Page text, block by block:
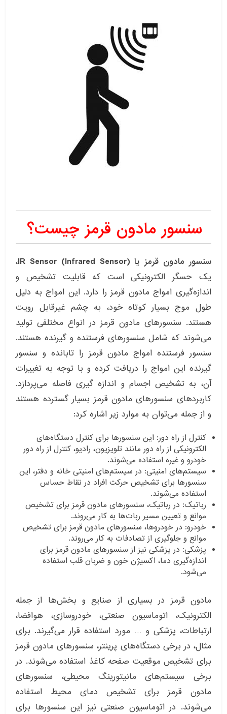
سنسور مادون قرمز چیست؟
سنسور مادون قرمز یا IR Sensor (Infrared Sensor)
،
یک حسگر الکترونیکی است که قابلیت تشخیص و
اندازه‌گیری امواج مادون قرمز را دارد. این امواج به دلیل
طول موج بسیار کوتاه خود، به چشم غیرقابل رویت
هستند. سنسورهای مادون قرمز در انواع مختلفی تولید
می‌شوند که شامل سنسورهای فرستنده و گیرنده هستند.
سنسور فرستنده امواج مادون قرمز را تابانده و سنسور
گیرنده این امواج را دریافت کرده و با توجه به تغییرات
آن، به تشخیص اجسام و اندازه گیری فاصله می‌پردازد.
کاربردهای سنسورهای مادون قرمز بسیار گسترده هستند
و از جمله می‌توان به موارد زیر اشاره کرد:
کنترل از راه دور: این سنسورها برای کنترل دستگاه‌های
الکترونیکی از راه دور مانند تلویزیون، رادیو، کنترل از راه دور
خودرو و غیره استفاده می‌شوند.
سیستم‌های امنیتی: در سیستم‌های امنیتی خانه و دفتر، این
سنسورها برای تشخیص حرکت افراد در نقاط حساس
استفاده می‌شوند.
رباتیک: در رباتیک، سنسورهای مادون قرمز برای تشخیص
موانع و تعیین مسیر ربات‌ها به کار می‌روند.
خودرو: در خودروها، سنسورهای مادون قرمز برای تشخیص
موانع و جلوگیری از تصادفات به کار می‌روند.
پزشکی: در پزشکی نیز از سنسورهای مادون قرمز برای
اندازه‌گیری دما، اکسیژن خون و ضربان قلب استفاده
می‌شود.
مادون قرمز در بسیاری از صنایع و بخش‌ها از جمله
الکترونیک، اتوماسیون صنعتی، خودروسازی، هوافضا،
ارتباطات، پزشکی و … مورد استفاده قرار می‌گیرند. برای
مثال، در برخی دستگاه‌های پرینتر، سنسورهای مادون قرمز
برای تشخیص موقعیت صفحه کاغذ استفاده می‌شوند. در
برخی سیستم‌های مانیتورینگ محیطی، سنسورهای
مادون قرمز برای تشخیص دمای محیط استفاده
می‌شوند. در اتوماسیون صنعتی نیز این سنسورها برای